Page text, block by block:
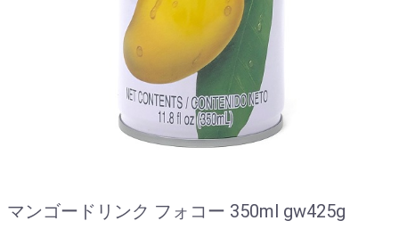
マンゴードリンク フォコー 350ml gw425g